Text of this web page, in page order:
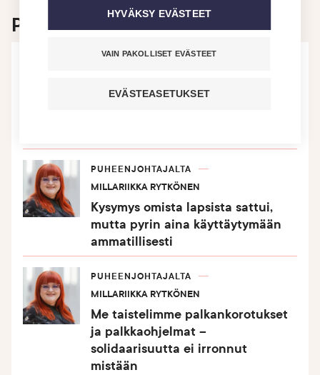
Puheenjohtajalta
”Hiljainen sankari – hän, joka ei
PUHEENJOHTAJALTA
MILLARIIKKA RYTKÖNEN
Kysymys omista lapsista sattui,
mutta pyrin aina käyttäytymään
ammatillisesti
PUHEENJOHTAJALTA
MILLARIIKKA RYTKÖNEN
Me taistelimme palkankorotukset
ja palkkaohjelmat –
solidaarisuutta ei irronnut
mistään
HYVÄKSY EVÄSTEET
VAIN PAKOLLISET EVÄSTEET
EVÄSTEASETUKSET